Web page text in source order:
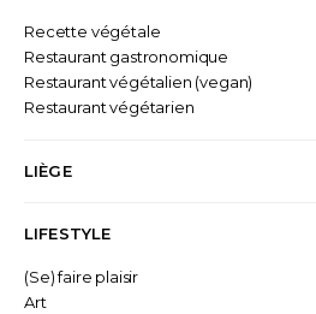
Recette végétale
Restaurant gastronomique
Restaurant végétalien (vegan)
Restaurant végétarien
LIÈGE
LIFESTYLE
(Se) faire plaisir
Art